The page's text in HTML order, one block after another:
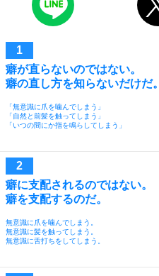
癖が直らないのではない。
癖の直し方を知らないだけだ。
「無意識に爪を噛んでしまう」
「自然と前髪を触ってしまう」
「いつの間にか指を鳴らしてしまう」
癖に支配されるのではない。
癖を支配するのだ。
無意識に爪を噛んでしまう。
無意識に髪を触ってしまう。
無意識に舌打ちをしてしまう。